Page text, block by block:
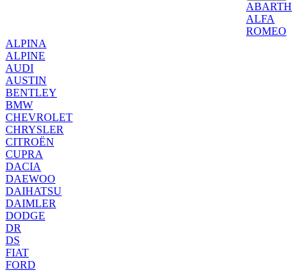
ABARTH
ALFA
ROMEO
ALPINA
ALPINE
AUDI
AUSTIN
BENTLEY
BMW
CHEVROLET
CHRYSLER
CITROËN
CUPRA
DACIA
DAEWOO
DAIHATSU
DAIMLER
DODGE
DR
DS
FIAT
FORD